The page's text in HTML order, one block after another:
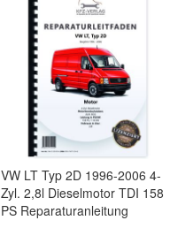
VW LT Typ 2D 1996-2006 4-
Zyl. 2,8l Dieselmotor TDI 158
PS Reparaturanleitung